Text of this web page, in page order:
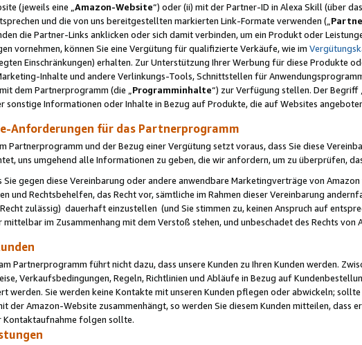
(jeweils eine „ Amazon-Website“) oder (ii) mit der Partner-ID in Alexa Skill (über
und die von uns bereitgestellten markierten Link-Formate verwenden („
die Partner-Links anklicken oder sich damit verbinden, um ein Produkt oder
vornehmen, können Sie eine Vergütung für qualifizierte Verkäufe, wie im
Einschränkungen) erhalten. Zur Unterstützung Ihrer Werbung für diese Produkte
Inhalte und andere Verlinkungs-Tools, Schnittstellen für
dem Partnerprogramm (die „ Programminhalte“) zur Verfügung stellen. Der
sonstige Informationen oder Inhalte in Bezug auf Produkte, die auf Websites
Anforderungen für das Partnerprogramm
Partnerprogramm und der Bezug einer Vergütung setzt voraus, dass Sie diese
uns umgehend alle Informationen zu geben, die wir anfordern, um zu überprüfen,
Sie gegen diese Vereinbarung oder andere anwendbare Marketingverträge von
und Rechtsbehelfen, das Recht vor, sämtliche im Rahmen dieser Vereinbarung
zulässig) dauerhaft einzustellen (und Sie stimmen zu, keinen Anspruch auf
im Zusammenhang mit dem Verstoß stehen, und unbeschadet des Rechts von
Partnerprogramm führt nicht dazu, dass unsere Kunden zu Ihren Kunden werden.
Verkaufsbedingungen, Regeln, Richtlinien und Abläufe in Bezug auf
werden. Sie werden keine Kontakte mit unseren Kunden pflegen oder abwickeln;
der Amazon-Website zusammenhängt, so werden Sie diesem Kunden mitteilen, dass
Kontaktaufnahme folgen sollte.